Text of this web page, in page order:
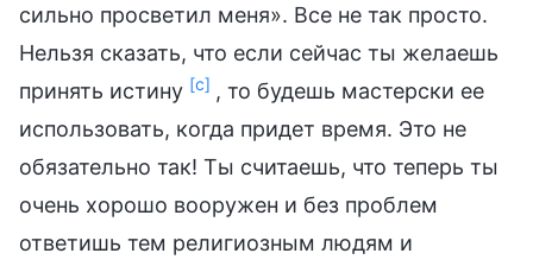
сильно просветил меня». Все не так просто.
Нельзя сказать, что если сейчас ты желаешь
принять истину [c] , то будешь мастерски ее
использовать, когда придет время. Это не
обязательно так! Ты считаешь, что теперь ты
очень хорошо вооружен и без проблем
ответишь тем религиозным людям и